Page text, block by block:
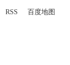
RSS 百度地图